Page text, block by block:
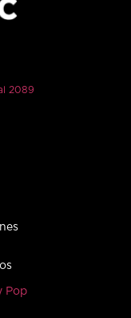
2089
Pop